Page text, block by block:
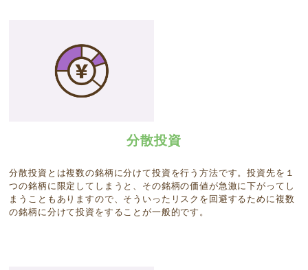
分散投資
分散投資とは複数の銘柄に分けて投資を行う方法です。投資先を１
つの銘柄に限定してしまうと、その銘柄の価値が急激に下がってし
まうこともありますので、そういったリスクを回避するために複数
の銘柄に分けて投資をすることが一般的です。